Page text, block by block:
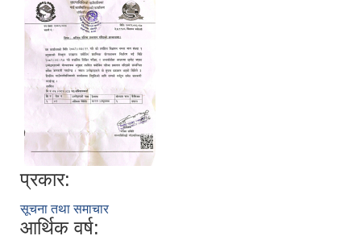
प्रकार:
सूचना तथा समाचार
आर्थिक वर्ष: